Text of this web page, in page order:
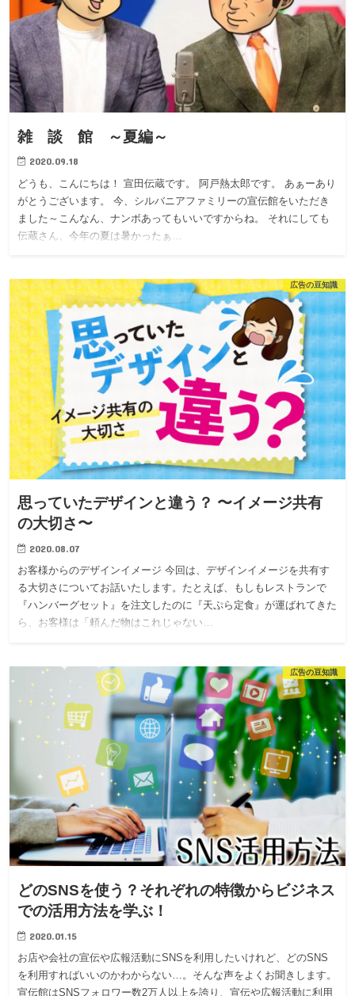
雑 談 館 ～夏編～
2020.09.18
どうも、こんにちは！ 宣田伝蔵です。 阿戸熱太郎です。 あぁーあり
がとうございます。 今、シルバニアファミリーの宣伝館をいただき
ました～こんなん、ナンボあってもいいですからね。 それにしても
伝蔵さん、今年の夏は暑かったぁ…
広告の豆知識
思っていたデザインと違う？ 〜イメージ共有
の大切さ〜
2020.08.07
お客様からのデザインイメージ 今回は、デザインイメージを共有す
る大切さについてお話いたします。たとえば、もしもレストランで
『ハンバーグセット』を注文したのに『天ぷら定食』が運ばれてきた
ら、お客様は「頼んだ物はこれじゃない…
広告の豆知識
どのSNSを使う？それぞれの特徴からビジネス
での活用方法を学ぶ！
2020.01.15
お店や会社の宣伝や広報活動にSNSを利用したいけれど、どのSNS
を利用すればいいのかわからない…。そんな声をよくお聞きします。
宣伝館はSNSフォロワー数2万人以上を誇り、宣伝や広報活動に利用